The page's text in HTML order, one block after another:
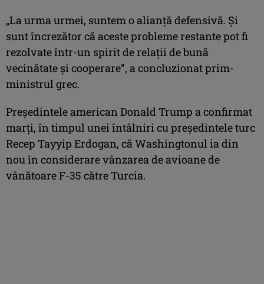
„La urma urmei, suntem o alianţă defensivă. Şi
sunt încrezător că aceste probleme restante pot fi
rezolvate într-un spirit de relaţii de bună
vecinătate şi cooperare”, a concluzionat prim-
ministrul grec.
Preşedintele american Donald Trump a confirmat
marţi, în timpul unei întâlniri cu preşedintele turc
Recep Tayyip Erdogan, că Washingtonul ia din
nou în considerare vânzarea de avioane de
vânătoare F-35 către Turcia.